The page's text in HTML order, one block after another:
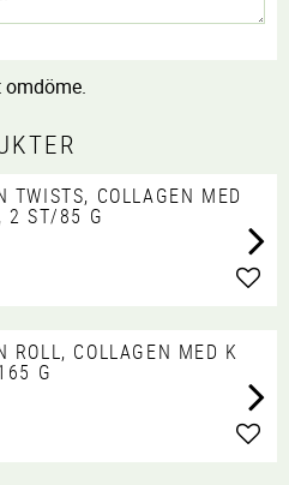
TWISTS, COLLAGEN MED
2 ST/85 G
ROLL, COLLAGEN MED K
G